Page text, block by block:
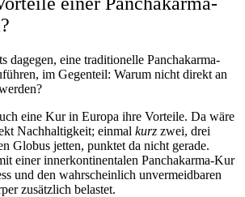
dagegen, eine traditionelle Panchakarma-
im Gegenteil: Warum nicht direkt an
eine Kur in Europa ihre Vorteile. Da wäre
Nachhaltigkeit; einmal kurz zwei, drei
Globus jetten, punktet da nicht gerade.
einer innerkontinentalen Panchakarma-Kur
und den wahrscheinlich unvermeidbaren
zusätzlich belastet.